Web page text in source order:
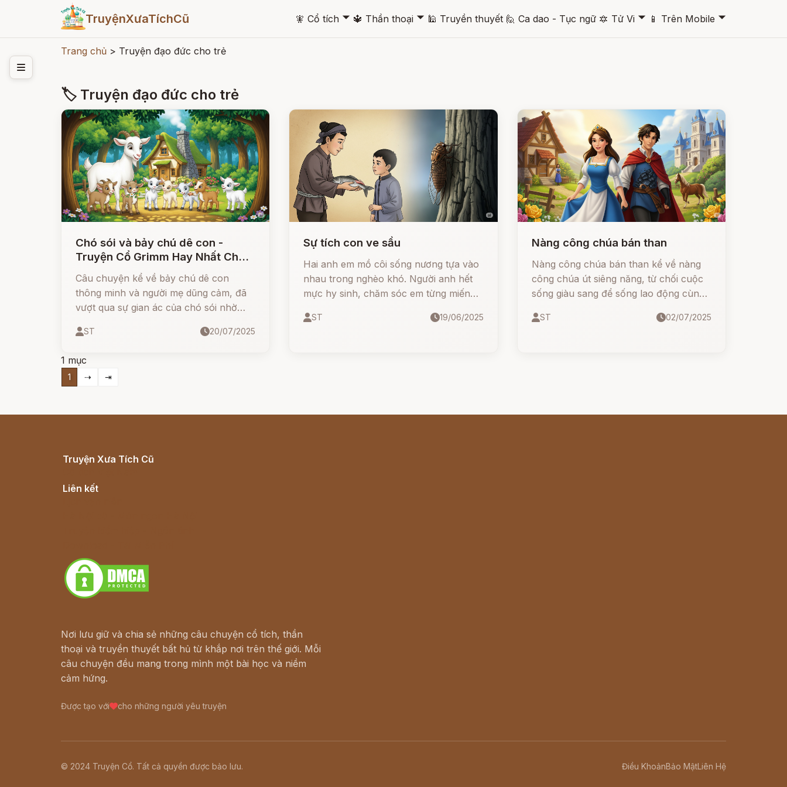
TruyệnXưaTíchCũ 🧚 Cổ tích 🞃 🔱 Thần thoại 🞃 🕌 Truyền thuyết 🙋 Ca dao - Tục ngữ 🔯 Tử Vi 🞃 📱 Trên Mobile 🞃
Trang chủ > Truyện đạo đức cho trẻ
🏷 Truyện đạo đức cho trẻ
Chó sói và bảy chú dê con -
Truyện Cổ Grimm Hay Nhất Cho
Bé Trước Giờ Ngủ
Câu chuyện kể về bảy chú dê con
thông minh và người mẹ dũng cảm, đã
vượt qua sự gian ác của chó sói nhờ
ST 20/07/2025
Sự tích con ve sầu
Hai anh em mồ côi sống nương tựa vào
nhau trong nghèo khó. Người anh hết
mực hy sinh, chăm sóc em từng miếng
dẫn đến một bi kịch không thể cứu
ST 19/06/2025
Nàng công chúa bán than
Nàng công chúa bán than kể về nàng
công chúa út siêng năng, từ chối cuộc
sống giàu sang để sống lao động cùng
đuổi khỏi cung, nàng vẫn không nản
ST 02/07/2025
1 mục
1 ⇢ ⇥
Truyện Xưa Tích Cũ
Liên kết
Nơi lưu giữ và chia sẻ những câu chuyện cổ tích, thần
thoại và truyền thuyết bất hủ từ khắp nơi trên thế giới. Mỗi
câu chuyện đều mang trong mình một bài học và niềm
cảm hứng.
Được tạo với cho những người yêu truyện
© 2024 Truyện Cổ. Tất cả quyền được bảo lưu. Điều KhoảnBảo MậtLiên Hệ